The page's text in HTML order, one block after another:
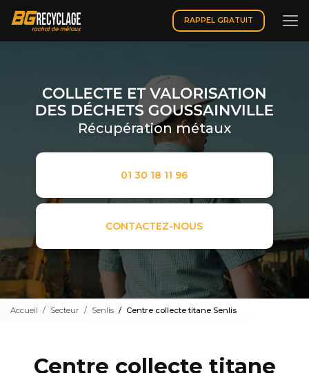
contenu
principal
RAPPEL GRATUIT
Récupération métaux
01 30 18 11 96
CONTACTEZ-NOUS
Accueil Secteur Senlis Centre collecte titane Senlis
Centre collecte titane